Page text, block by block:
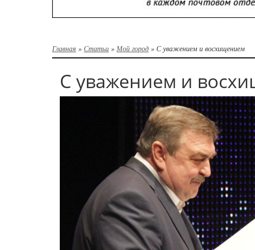
Главная » Статьи » Мой город » С уважением и восхищением
С уважением и